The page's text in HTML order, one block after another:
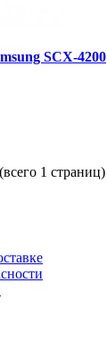
SCX-4200
1 страниц)